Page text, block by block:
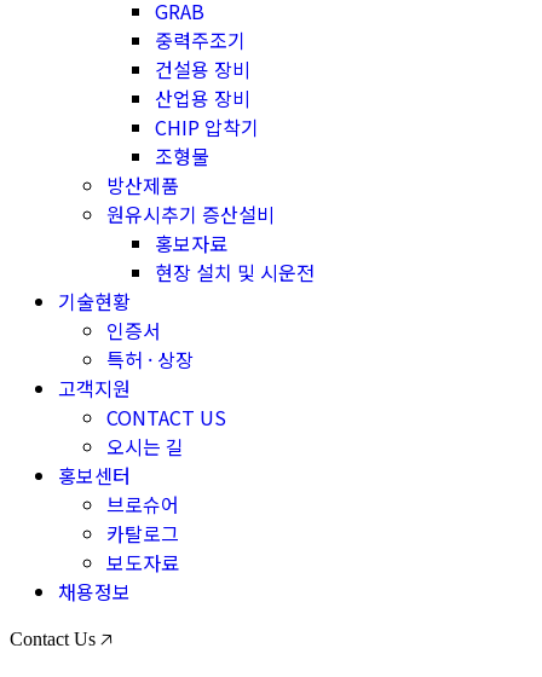
GRAB
중력주조기
건설용 장비
산업용 장비
CHIP 압착기
조형물
방산제품
원유시추기 증산설비
홍보자료
현장 설치 및 시운전
기술현황
인증서
특허 · 상장
고객지원
CONTACT US
오시는 길
홍보센터
브로슈어
카탈로그
보도자료
채용정보
Contact Us 🡥